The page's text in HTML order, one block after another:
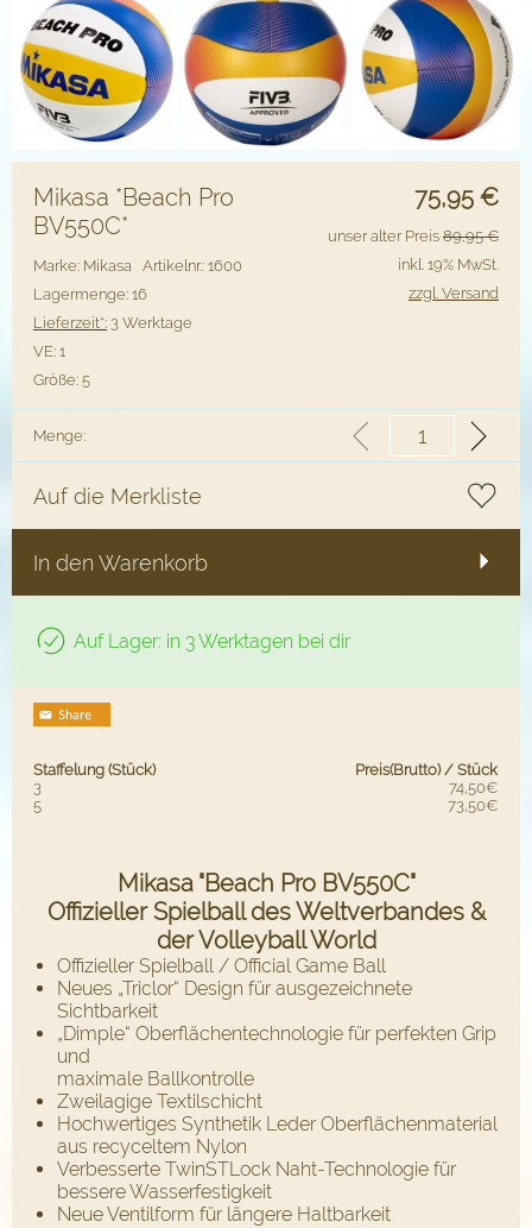
75,95 €
Mikasa *Beach Pro
BV550C*
Marke: Mikasa Artikelnr.: 1600
Lagermenge: 16
Lieferzeit*: 3 Werktage
VE: 1
Größe: 5
unser alter Preis 89,95 €
inkl. 19% MwSt.
zzgl. Versand
Menge:
Auf die Merkliste
In den Warenkorb
Auf Lager: in 3 Werktagen bei dir
Staffelung (Stück)
Preis(Brutto) / Stück
3
74,50€
5
73,50€
Mikasa "Beach Pro BV550C"
Offizieller Spielball des Weltverbandes &
der Volleyball World
Offizieller Spielball / Official Game Ball
Neues „Triclor“ Design für ausgezeichnete
Sichtbarkeit
„Dimple“ Oberflächentechnologie für perfekten Grip
und
maximale Ballkontrolle
Zweilagige Textilschicht
Hochwertiges Synthetik Leder Oberflächenmaterial
aus recyceltem Nylon
Verbesserte TwinSTLock Naht-Technologie für
bessere Wasserfestigkeit
Neue Ventilform für längere Haltbarkeit